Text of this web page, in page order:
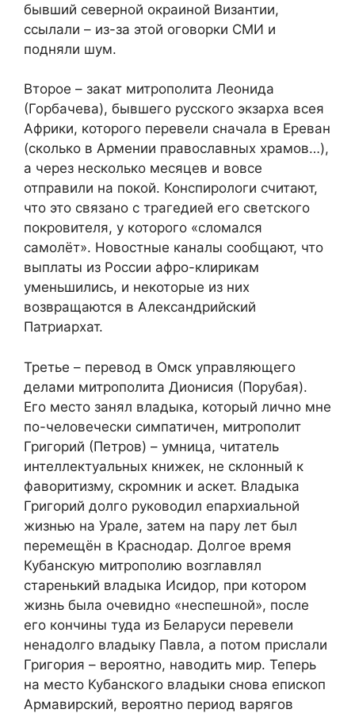
бывший северной окраиной Византии,
ссылали – из-за этой оговорки СМИ и
подняли шум.
Второе – закат митрополита Леонида
(Горбачева), бывшего русского экзарха всея
Африки, которого перевели сначала в Ереван
(сколько в Армении православных храмов…),
а через несколько месяцев и вовсе
отправили на покой. Конспирологи считают,
что это связано с трагедией его светского
покровителя, у которого «сломался
самолёт». Новостные каналы сообщают, что
выплаты из России афро-клирикам
уменьшились, и некоторые из них
возвращаются в Александрийский
Патриархат.
Третье – перевод в Омск управляющего
делами митрополита Дионисия (Порубая).
Его место занял владыка, который лично мне
по-человечески симпатичен, митрополит
Григорий (Петров) – умница, читатель
интеллектуальных книжек, не склонный к
фаворитизму, скромник и аскет. Владыка
Григорий долго руководил епархиальной
жизнью на Урале, затем на пару лет был
перемещён в Краснодар. Долгое время
Кубанскую митрополию возглавлял
старенький владыка Исидор, при котором
жизнь была очевидно «неспешной», после
его кончины туда из Беларуси перевели
ненадолго владыку Павла, а потом прислали
Григория – вероятно, наводить мир. Теперь
на место Кубанского владыки снова епископ
Армавирский, вероятно период варягов